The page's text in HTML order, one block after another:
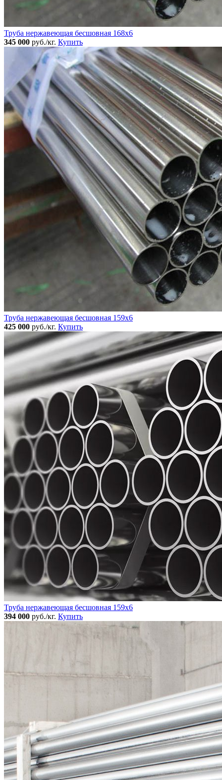
Труба нержавеющая бесшовная 168x6
345 000 руб./кг. Купить
Труба нержавеющая бесшовная 159x6
425 000 руб./кг. Купить
Труба нержавеющая бесшовная 159x6
394 000 руб./кг. Купить